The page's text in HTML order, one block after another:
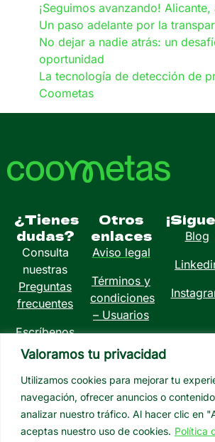
Valoramos tu privacidad
Utilizamos cookies para mejorar tu
navegación, ofrecer anuncios o
analizar nuestro tráfico. Al hacer clic en
aceptas nuestro uso de cookies. Política
¡Seguimos avanzando!
Un paso adelante por la
No dejar a nadie atrás: un
oportunidad
La tecnología de detección de
Coometas
¿Tienes
dudas?
Consulta
nuestras
Preguntas
frecuentes
Escríbenos
a
info@coometas.com
Otros
enlaces
Aviso legal
Términos y
condiciones
– Usuarios
privacidad
Política de
cookies
Blog